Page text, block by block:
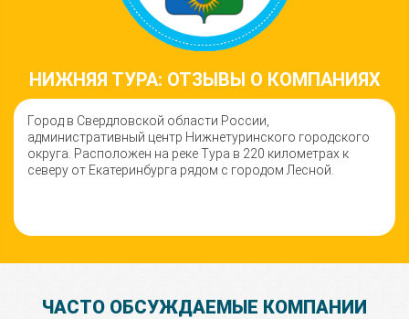
НИЖНЯЯ ТУРА: ОТЗЫВЫ О КОМПАНИЯХ
Город в Свердловской области России,
административный центр Нижнетуринского городского
округа. Расположен на реке Тура в 220 километрах к
северу от Екатеринбурга рядом с городом Лесной.
ЧАСТО ОБСУЖДАЕМЫЕ КОМПАНИИ